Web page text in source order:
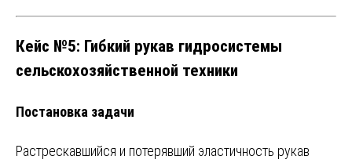
Кейс №5: Гибкий рукав гидросистемы
сельскохозяйственной техники
Постановка задачи
Растрескавшийся и потерявший эластичность рукав